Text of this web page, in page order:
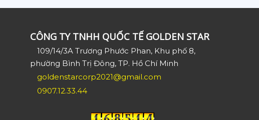
CÔNG TY TNHH QUỐC TẾ GOLDEN STAR
109/14/3A Trương Phước Phan, Khu phố 8,
phường Bình Trị Đông, TP. Hồ Chí Minh
goldenstarcorp2021@gmail.com
0907.12.33.44